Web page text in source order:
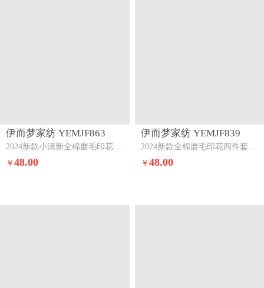
伊而梦家纺 YEMJF863
2024新款小清新全棉磨毛印花四件套系列单品被套小熊宝宝
￥48.00
伊而梦家纺 YEMJF839
2024新款全棉磨毛印花四件套系列单品被套芭拉小熊-咖
￥ 48.00